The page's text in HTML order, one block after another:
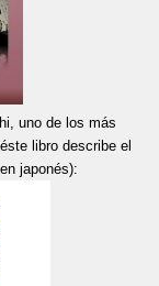
uno de los más
libro describe el
japonés):